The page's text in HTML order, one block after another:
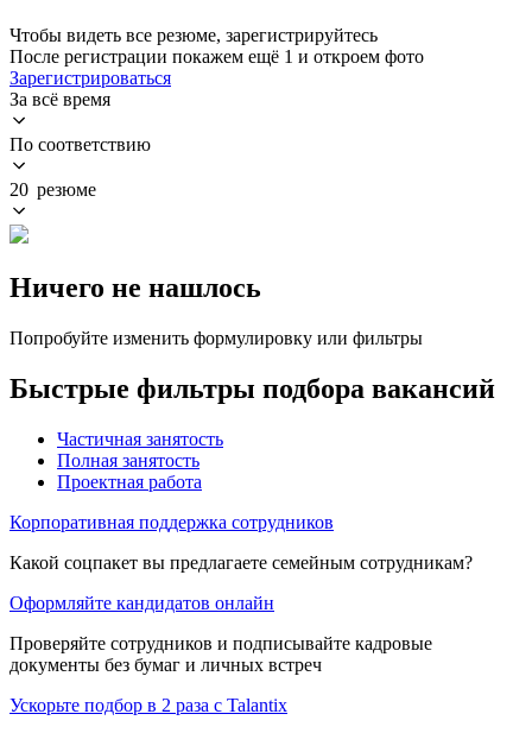
Чтобы видеть все резюме, зарегистрируйтесь
После регистрации покажем ещё 1 и откроем фото
Зарегистрироваться
За всё время
По соответствию
20 резюме
Ничего не нашлось
Попробуйте изменить формулировку или фильтры
Быстрые фильтры подбора вакансий
Частичная занятость
Полная занятость
Проектная работа
Корпоративная поддержка сотрудников
Какой соцпакет вы предлагаете семейным сотрудникам?
Оформляйте кандидатов онлайн
Проверяйте сотрудников и подписывайте кадровые
документы без бумаг и личных встреч
Ускорьте подбор в 2 раза с Talantix